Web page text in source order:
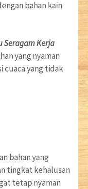
bahan kain
Seragam Kerja
yang nyaman
cuaca yang tidak
bahan yang
tingkat kehalusan
tetap nyaman